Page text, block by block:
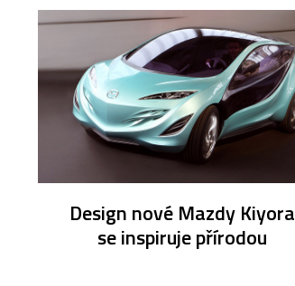
Design nové Mazdy Kiyora
se inspiruje přírodou